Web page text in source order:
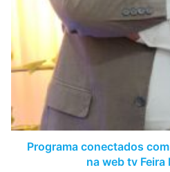
Programa conectados
na web tv Feira